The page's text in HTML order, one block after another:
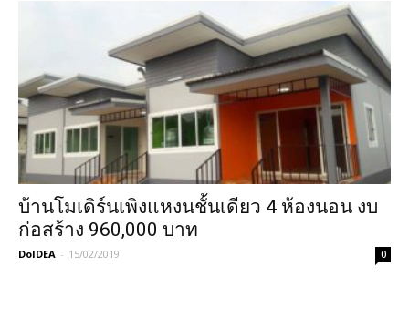
บ้านโมเดิร์นเพิงแหงนชั้นเดียว 4 ห้องนอน งบ
ก่อสร้าง 960,000 บาท
DoIDEA - 15/02/2019 0